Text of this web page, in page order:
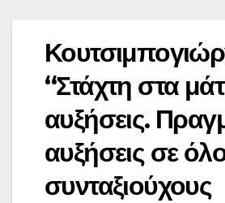
“Στάχτη στα
αυξήσεις.
αυξήσεις σε
συνταξιούχους